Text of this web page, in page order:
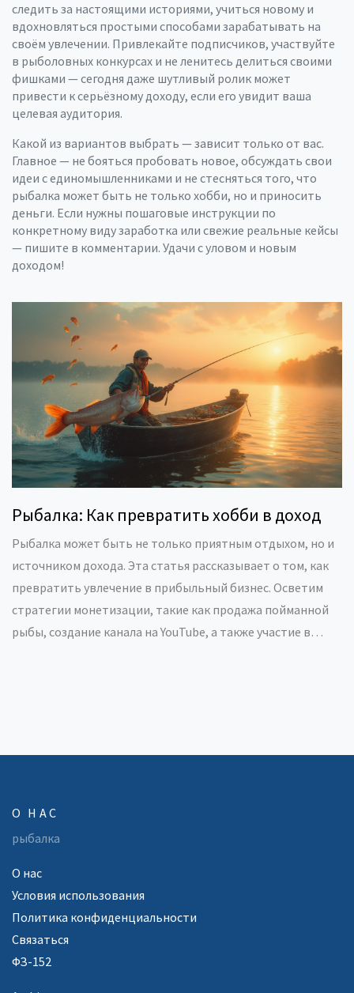
следить за настоящими историями, учиться новому и
вдохновляться простыми способами зарабатывать на
своём увлечении. Привлекайте подписчиков, участвуйте
в рыболовных конкурсах и не ленитесь делиться своими
фишками — сегодня даже шутливый ролик может
привести к серьёзному доходу, если его увидит ваша
целевая аудитория.
Какой из вариантов выбрать — зависит только от вас.
Главное — не бояться пробовать новое, обсуждать свои
идеи с единомышленниками и не стесняться того, что
рыбалка может быть не только хобби, но и приносить
деньги. Если нужны пошаговые инструкции по
конкретному виду заработка или свежие реальные кейсы
— пишите в комментарии. Удачи с уловом и новым
доходом!
Рыбалка: Как превратить хобби в доход
Рыбалка может быть не только приятным отдыхом, но и
источником дохода. Эта статья рассказывает о том, как
превратить увлечение в прибыльный бизнес. Осветим
стратегии монетизации, такие как продажа пойманной
рыбы, создание канала на YouTube, а также участие в
О НАС
рыбалка
О нас
Условия использования
Политика конфиденциальности
Связаться
ФЗ-152